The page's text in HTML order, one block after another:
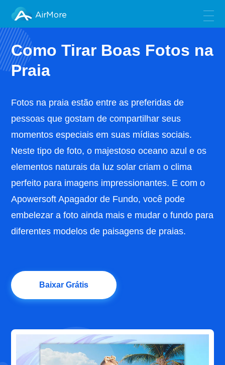
AirMore
Como Tirar Boas Fotos na
Praia
Fotos na praia estão entre as preferidas de
pessoas que gostam de compartilhar seus
momentos especiais em suas mídias sociais.
Neste tipo de foto, o majestoso oceano azul e os
elementos naturais da luz solar criam o clima
perfeito para imagens impressionantes. E com o
Apowersoft Apagador de Fundo, você pode
embelezar a foto ainda mais e mudar o fundo para
diferentes modelos de paisagens de praias.
Baixar Grátis